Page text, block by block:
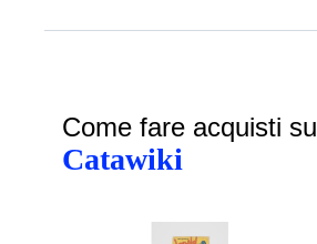
Come fare acquisti su
Catawiki